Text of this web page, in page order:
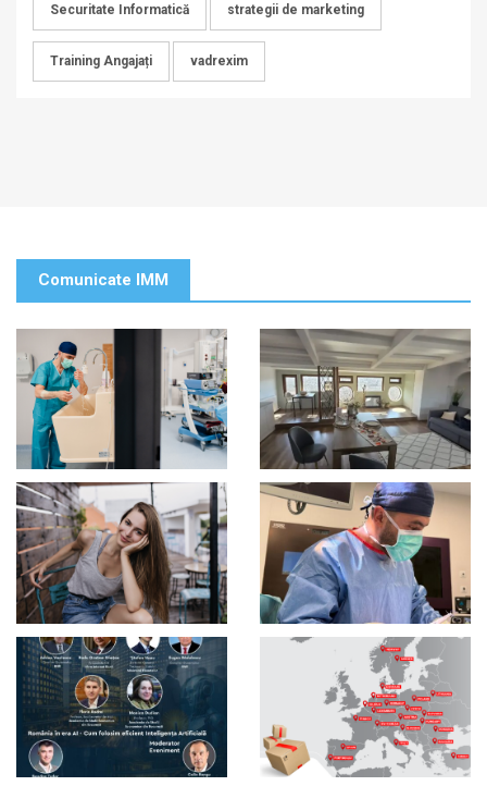
Securitate Informatică strategii de marketing
Training Angajați vadrexim
Comunicate IMM